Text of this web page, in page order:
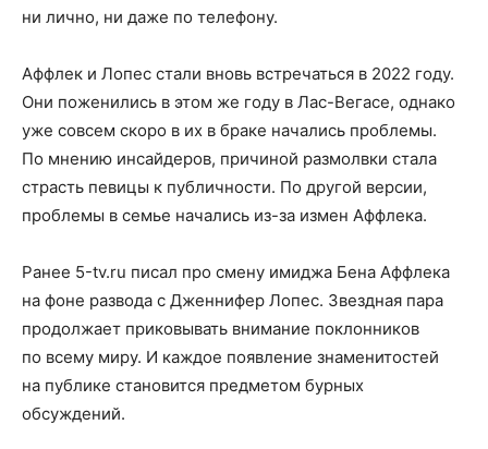
ни лично, ни даже по телефону.
Аффлек и Лопес стали вновь встречаться в 2022 году.
Они поженились в этом же году в Лас-Вегасе, однако
уже совсем скоро в их в браке начались проблемы.
По мнению инсайдеров, причиной размолвки стала
страсть певицы к публичности. По другой версии,
проблемы в семье начались из-за измен Аффлека.
Ранее 5-tv.ru писал про смену имиджа Бена Аффлека
на фоне развода с Дженнифер Лопес. Звездная пара
продолжает приковывать внимание поклонников
по всему миру. И каждое появление знаменитостей
на публике становится предметом бурных
обсуждений.